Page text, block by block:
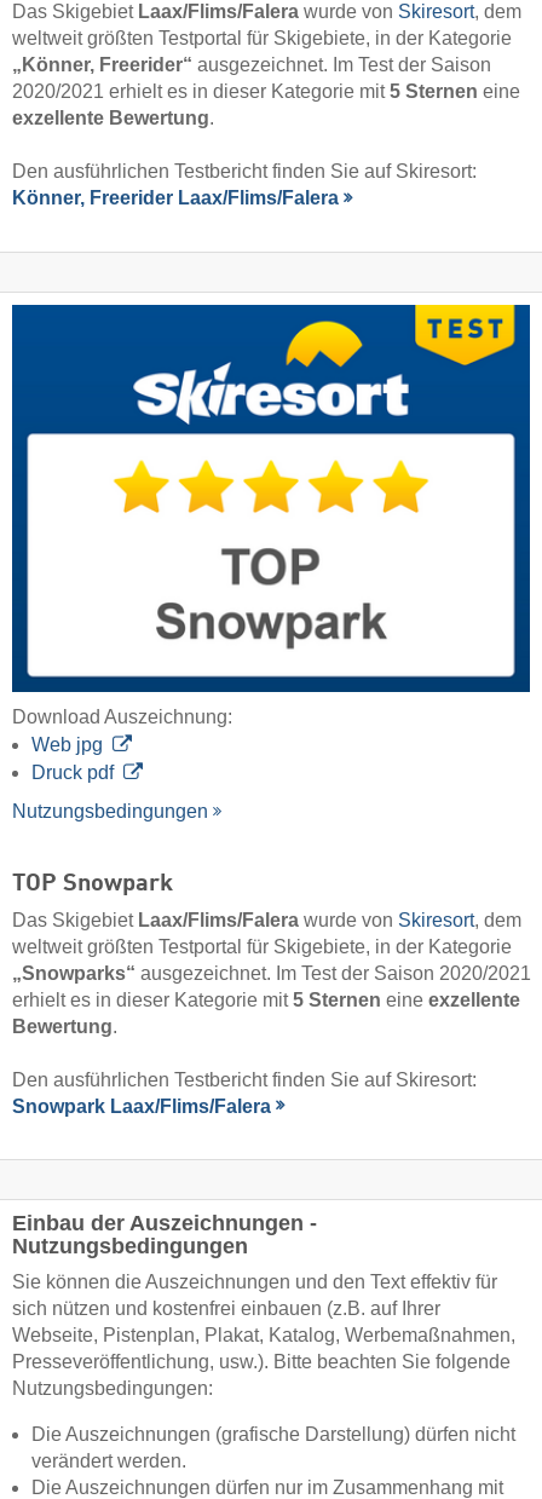
Das Skigebiet Laax/​Flims/​Falera wurde von Skiresort, dem
weltweit größten Testportal für Skigebiete, in der Kategorie
„Könner, Freerider“ ausgezeichnet. Im Test der Saison
2020/2021 erhielt es in dieser Kategorie mit5 Sternen eine
exzellente Bewertung.
Den ausführlichen Testbericht finden Sie auf Skiresort:
Könner, Freerider Laax/​Flims/​Falera
Download Auszeichnung:
Web jpg
Druck pdf
Nutzungsbedingungen
TOP Snowpark
Das Skigebiet Laax/​Flims/​Falera wurde von Skiresort, dem
weltweit größten Testportal für Skigebiete, in der Kategorie
„Snowparks“ ausgezeichnet. Im Test der Saison 2020/2021
erhielt es in dieser Kategorie mit5 Sternen eine exzellente
Bewertung.
Den ausführlichen Testbericht finden Sie auf Skiresort:
Snowpark Laax/​Flims/​Falera
Einbau der Auszeichnungen -
Nutzungsbedingungen
Sie können die Auszeichnungen und den Text effektiv für
sich nützen und kostenfrei einbauen (z.B. auf Ihrer
Webseite, Pistenplan, Plakat, Katalog, Werbemaßnahmen,
Presseveröffentlichung, usw.). Bitte beachten Sie folgende
Nutzungsbedingungen:
Die Auszeichnungen (grafische Darstellung) dürfen nicht
verändert werden.
Die Auszeichnungen dürfen nur im Zusammenhang mit